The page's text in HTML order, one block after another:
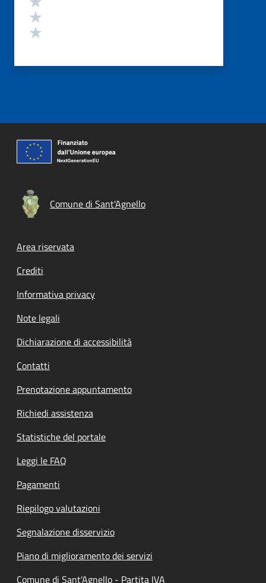
Comune di Sant'Agnello
Footer menu
Area riservata
Crediti
Informativa privacy
Note legali
Dichiarazione di accessibilità
Contatti
Prenotazione appuntamento
Richiedi assistenza
Statistiche del portale
Leggi le FAQ
Pagamenti
Riepilogo valutazioni
Segnalazione disservizio
Piano di miglioramento dei servizi
Comune di Sant'Agnello - Partita IVA